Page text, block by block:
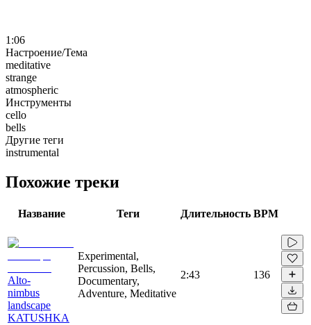
1:06
Настроение/Тема
meditative
strange
atmospheric
Инструменты
cello
bells
Другие теги
instrumental
Похожие треки
Название Теги Длительность BPM
Alto-
nimbus
landscape
KATUSHKA
Experimental,
Percussion, Bells,
Documentary,
Adventure, Meditative
2:43 136